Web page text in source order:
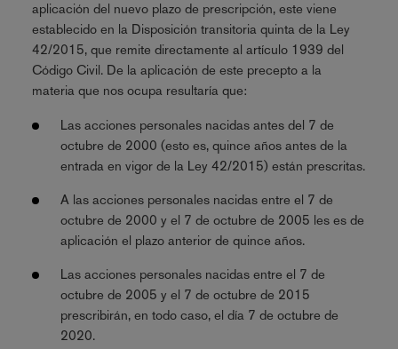
aplicación del nuevo plazo de prescripción, este viene
establecido en la Disposición transitoria quinta de la Ley
42/2015, que remite directamente al artículo 1939 del
Código Civil. De la aplicación de este precepto a la
materia que nos ocupa resultaría que:
Las acciones personales nacidas antes del 7 de
octubre de 2000 (esto es, quince años antes de la
entrada en vigor de la Ley 42/2015) están prescritas.
A las acciones personales nacidas entre el 7 de
octubre de 2000 y el 7 de octubre de 2005 les es de
aplicación el plazo anterior de quince años.
Las acciones personales nacidas entre el 7 de
octubre de 2005 y el 7 de octubre de 2015
prescribirán, en todo caso, el día 7 de octubre de
2020.